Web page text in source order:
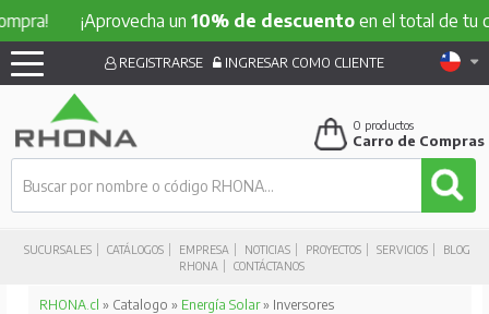
¡Aprovecha un10% de descuentoen el total de tu
SUCURSALES CATÁLOGOS EMPRESA NOTICIAS PROYECTOS SERVICIOS
BLOG
RHONA
CONTÁCTANOS
REGISTRARSE INGRESAR COMO CLIENTE
0 productos
Carro de Compras
RHONA.cl » Catalogo » Energía Solar» Inversores